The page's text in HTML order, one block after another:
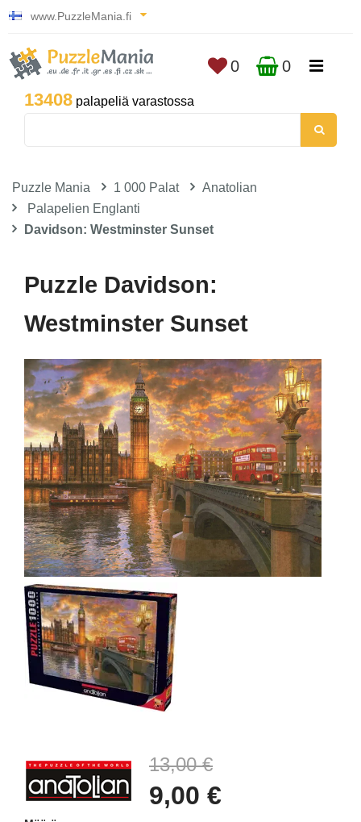
www.PuzzleMania.fi
13408 palapeliä varastossa
0 0
Puzzle Mania 1 000 Palat
Anatolian
Palapelien Englanti
Davidson: Westminster Sunset
Puzzle Davidson:
Westminster Sunset
13,00 €
9,00 €